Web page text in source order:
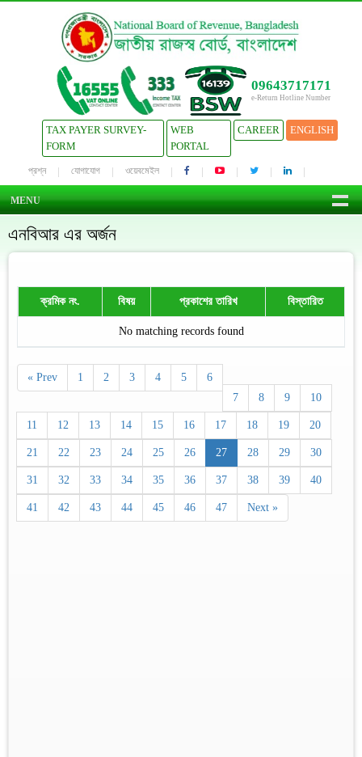
09643717171
e-Return Hotline Number
TAX PAYER SURVEY-
FORM
WEB
PORTAL
CAREER ENGLISH
প্রশ্ন যোগাযোগ ওয়েবমেইল
MENU
এনবিআর এর অর্জন
ক্রমিক নং. বিষয় প্রকাশের তারিখ বিস্তারিত
No matching records found
« Prev 1 2 3 4 5
6
7
8 9 10
11 12 13 14 15 16 17 18 19 20
21 22 23 24 25 26 27 28 29 30
31 32 33 34 35 36 37 38 39 40
41 42 43 44 45 46 47 Next »